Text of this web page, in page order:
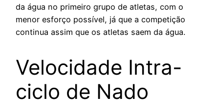
da água no primeiro grupo de atletas, com o
menor esforço possível, já que a competição
continua assim que os atletas saem da água.
Velocidade Intra-
ciclo de Nado